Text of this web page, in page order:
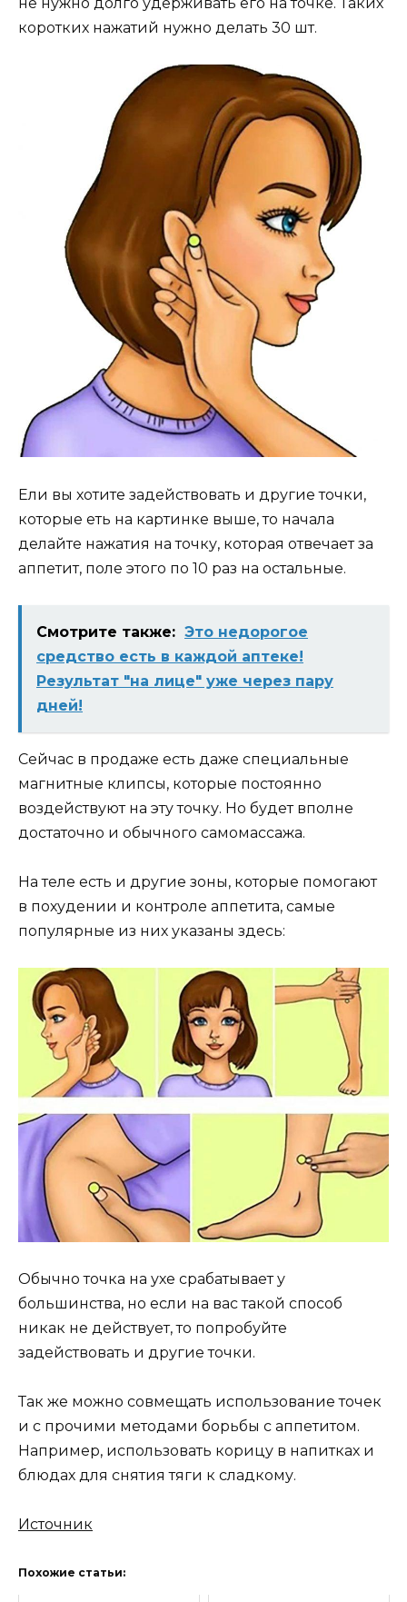
коротких нажатий нужно делать 30 шт.
Ели вы хотите задействовать и другие точки,
которые еть на картинке выше, то начала
делайте нажатия на точку, которая отвечает за
аппетит, поле этого по 10 раз на остальные.
Смотрите также: Это недорогое
средство есть в каждой аптеке!
Результат "на лице" уже через пару
дней!
Сейчас в продаже есть даже специальные
магнитные клипсы, которые постоянно
воздействуют на эту точку. Но будет вполне
достаточно и обычного самомассажа.
На теле есть и другие зоны, которые помогают
в похудении и контроле аппетита, самые
популярные из них указаны здесь:
Обычно точка на ухе срабатывает у
большинства, но если на вас такой способ
никак не действует, то попробуйте
задействовать и другие точки.
Так же можно совмещать использование точек
и с прочими методами борьбы с аппетитом.
Например, использовать корицу в напитках и
блюдах для снятия тяги к сладкому.
Источник
Похожие статьи: